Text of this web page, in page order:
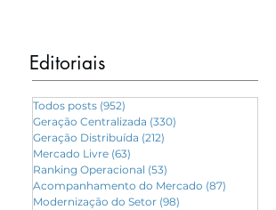
Editoriais
Todos posts (952)
Geração Centralizada (330)
Geração Distribuída (212)
Mercado Livre (63)
Ranking Operacional (53)
Acompanhamento do Mercado (87)
Modernização do Setor (98)